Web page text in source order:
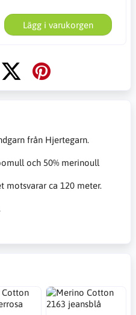
Lägg i varukorgen
från Hjertegarn.
och 50% merinoull
motsvarar ca 120 meter.